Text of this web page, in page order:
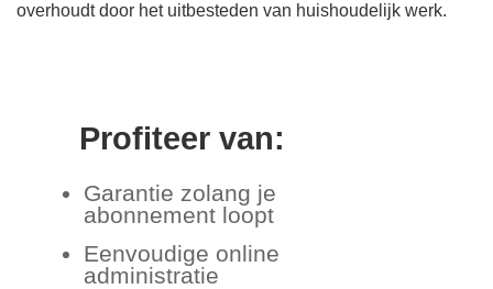
overhoudt door het uitbesteden van huishoudelijk werk.
Profiteer van:
Garantie zolang je
abonnement loopt
Eenvoudige online
administratie